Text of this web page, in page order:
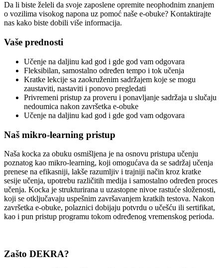
Da li biste želeli da svoje zaposlene opremite neophodnim znanjem
o vozilima visokog napona uz pomoć naše e-obuke? Kontaktirajte
nas kako biste dobili više informacija.
Vaše prednosti
Učenje na daljinu kad god i gde god vam odgovara
Fleksibilan, samostalno određen tempo i tok učenja
Kratke lekcije sa zaokruženim sadržajem koje se mogu
zaustaviti, nastaviti i ponovo pregledati
Privremeni pristup za proveru i ponavljanje sadržaja u slučaju
nedoumica nakon završetka e-obuke
Učenje na daljinu kad god i gde god vam odgovara
Naš mikro-learning pristup
Naša kocka za obuku osmišljena je na osnovu pristupa učenju
poznatog kao mikro-learning, koji omogućava da se sadržaj učenja
prenese na efikasniji, lakše razumljiv i trajniji način kroz kratke
sesije učenja, upotrebu različitih medija i samostalno određen proces
učenja. Kocka je strukturirana u uzastopne nivoe rastuće složenosti,
koji se otključavaju uspešnim završavanjem kratkih testova. Nakon
završetka e-obuke, polaznici dobijaju potvrdu o učešću ili sertifikat,
kao i pun pristup programu tokom određenog vremenskog perioda.
Zašto DEKRA?